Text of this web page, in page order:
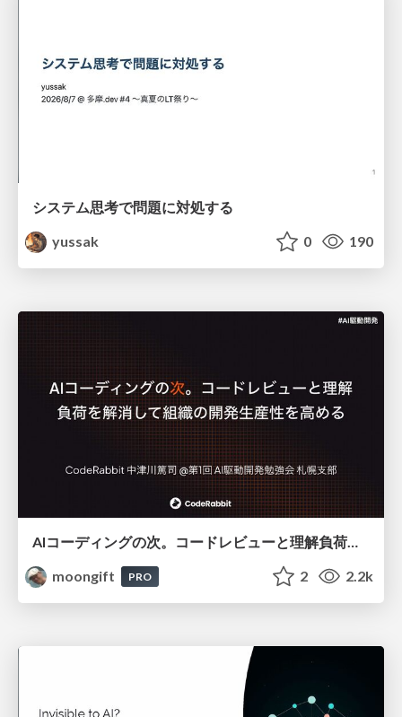
システム思考で問題に対処する
yussak
0 190
moongift
PRO 2 2.2k